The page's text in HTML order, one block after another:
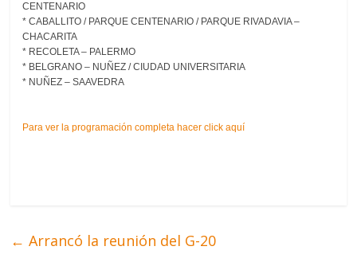
CENTENARIO
* CABALLITO / PARQUE CENTENARIO / PARQUE RIVADAVIA –
CHACARITA
* RECOLETA – PALERMO
* BELGRANO – NUÑEZ / CIUDAD UNIVERSITARIA
* NUÑEZ – SAAVEDRA
Para ver la programación completa hacer click aquí
← Arrancó la reunión del G-20